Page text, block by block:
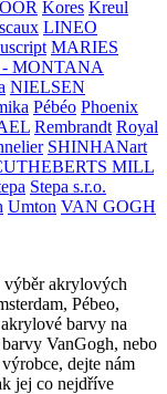
Kores Kreul
LINEO
MARIES
MONTANA
NIELSEN
Pébéo Phoenix
Rembrandt Royal
SHINHANart
MILL
Stepa s.r.o.
Umton VAN GOGH
výběr akrylových
Pébeo,
barvy na
VanGogh, nebo
dejte nám
jej co nejdříve